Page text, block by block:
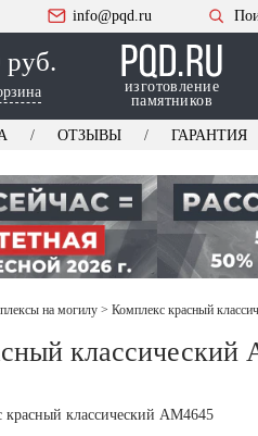
info@pqd.ru
руб.
изготовление
памятников
ОТЗЫВЫ ГАРАНТИЯ
на могилу > Комплекс красный
классический